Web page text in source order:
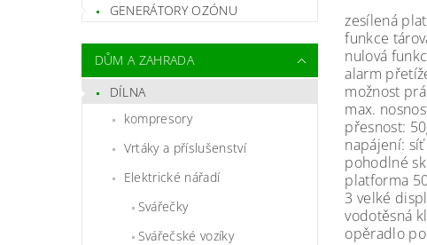
GENERÁTORY OZÓNU
DŮM A ZAHRADA
DÍLNA
kompresory
Vrtáky a příslušenství
Elektrické nářadí
Svářečky
Svářečské vozíky
zesílená
funkce
nulová
alarm
možnost
max.
přesnost:
napájení:
pohodlné
platforma
3 velké
vodotěsná
opěradlo